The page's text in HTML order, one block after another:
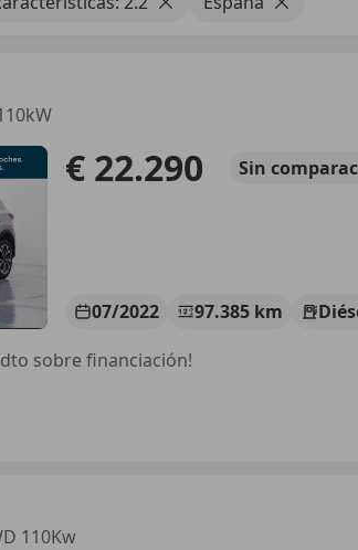
€ 22.290 Sin
07/2022 97.385 km
dto sobre financiación!
110Kw